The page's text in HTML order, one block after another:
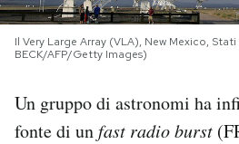
CALENDARIO
AREA PERSONALE
Il Very Large Array (VLA), New Mexico,
BECK/AFP/Getty Images)
Un gruppo di astronomi ha
fonte di unfast radio burst